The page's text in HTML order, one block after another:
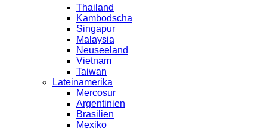
Thailand
Kambodscha
Singapur
Malaysia
Neuseeland
Vietnam
Taiwan
Lateinamerika
Mercosur
Argentinien
Brasilien
Mexiko